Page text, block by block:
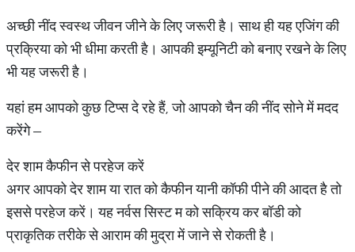
अच्छी नींद स्वस्थ जीवन जीने के लिए जरूरी है। साथ ही यह एजिंग की
प्रक्रिया को भी धीमा करती है। आपकी इम्यूनिटी को बनाए रखने के लिए
भी यह जरूरी है।
यहां हम आपको कुछ टिप्स दे रहे हैं, जो आपको चैन की नींद सोने में मदद
करेंगे –
देर शाम कैफीन से परहेज करें
अगर आपको देर शाम या रात को कैफीन यानी कॉफी पीने की आदत है तो
इससे परहेज करें। यह नर्वस सिस्ट म को सक्रिय कर बॉडी को
प्राकृतिक तरीके से आराम की मुद्रा में जाने से रोकती है।